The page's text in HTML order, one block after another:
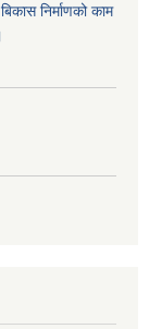
निर्माणको काम